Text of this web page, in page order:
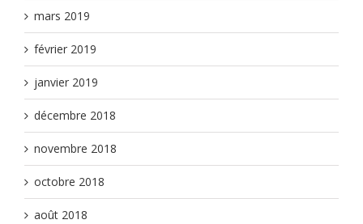
mars 2019
février 2019
janvier 2019
décembre 2018
novembre 2018
octobre 2018
août 2018